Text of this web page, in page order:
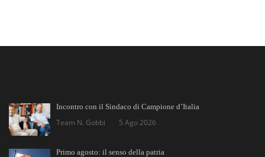
Incontro con il Sindaco di Campione d’Italia
Team N. Gobbi 5 Ago 2026
Primo agosto: il senso della patria